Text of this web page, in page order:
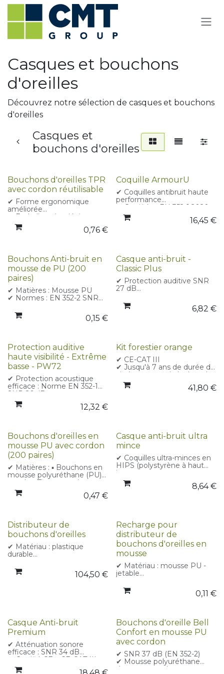
Se rendre au contenu
Casques et bouchons
d'oreilles
Découvrez notre sélection de casques et bouchons
d'oreilles
Casques et
bouchons d'oreilles
Bouchons d'oreilles TPR
avec cordon réutilisable
✔ Forme ergonomique
améliorée
✔ Emballage hygiénique
individuel : Chaque paire est
fournie dans un étui
pratique
✔ Adaptés aux distributeurs
automatiques
✔ Certifiés CE – CE-CAT III
0,76€
Coquille ArmourU
✔ Coquilles antibruit haute
performance
✔ Certifiées EN 352-1:2020
✔ Indice d'atténuation SNR
de 30 dB
16,45 €
Bouchons Anti-bruit en
mousse de PU (200
paires)
✔ Matières : Mousse PU
✔ Normes : EN 352-2 SNR
0,15 €
Casque anti-bruit -
Classic Plus
✔ Protection auditive SNR
27 dB
352-1
✔ Léger
environnements sensibles.
✔ Certification CE et CE-
CAT III
6,82 €
Protection auditive
haute visibilité - Extrême
basse - PW72
✔ Protection acoustique
efficace : Norme EN 352-1
SNR 26 dB
✔ Certifié CE – CE-CAT III
✔ Ajustement personnalisé :
positions
✔ Bandeau réfléchissant
rembourré
✔ Coque extérieure
résistante aux chocs
12,32 €
Kit forestier orange
✔ CE-CAT III
✔ Jusqu'à 7 ans de durée de
vie à compter de la date de
fabrication (tant qu'il n'est
pas endommagé)
41,80 €
Bouchons d'oreilles en
mousse PU avec cordon
(200 paires)
✔ Matières : ▪ Bouchons en
mousse polyuréthane (PU)
souple ▪ Tige et cordon en
PVC
✔ Atténuation sonore : SNR
0,47 €
Casque anti-bruit ultra
mince
✔ Coquilles ultra-minces en
HIPS (polystyrène à haut
impact
✔ Format pliable
✔ Arceau à double broche
25 dB ▪ Norme EN 352-1
Certifié CE – CE-CAT III
8,64€
Distributeur de
bouchons d'oreilles
✔ Matériau : plastique
durable
ou mural
✔ Capacité : 500 paires104,50 €
Recharge pour
distributeur de
bouchons d'oreilles en
mousse
✔ Matériau : mousse PU -
jetable
haute performance de
réduction du bruit (SNR
CAT III
✔ Conditionnement : boîte
de 500 paires, avec
emballages intérieurs
0,11 €
Casque Anti-bruit
Premium
✔ Atténuation sonore
efficace : SNR 34 dB
✔ Certifié CE – CE-CAT III
✔ Bandeau matelassé en
Bouchons d'oreille Bell
Confort en mousse PU
avec cordon
✔ SNR 37 dB (EN 352-2)
✔ Mousse polyuréthane
douce et souple